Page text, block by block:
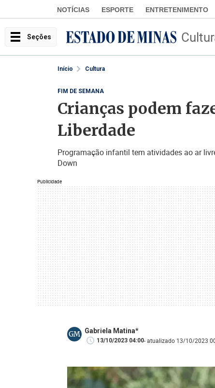
NOTÍCIAS ESPORTE ENTRETENIMENTO
Seções
Início Cultura
Publicidade
FIM DE SEMANA
Crianças podem
Liberdade
Programação infantil tem atividades ao ar
Down
GM Gabriela Matina*
13/10/2023 04:00- atualizado 13/10/2023